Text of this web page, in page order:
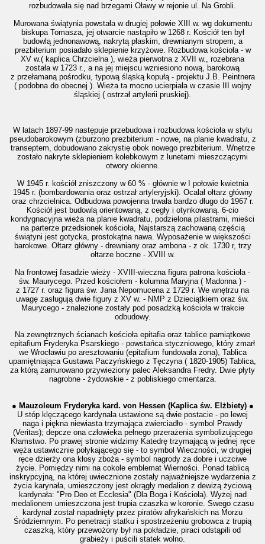
rozbudowała się nad brzegami Oławy w rejonie ul. Na Grobli.
Murowana świątynia powstała w drugiej połowie XIII w. wg dokumentu
biskupa Tomasza, jej otwarcie nastąpiło w 1268 r. Kościół ten był
budowlą jednonawową, nakrytą płaskim, drewnianym stropem, a
prezbiterium posiadało sklepienie krzyżowe. Rozbudowa kościoła - w
XV w.( kaplica Chrzcielna ), wieża pierwotna z XVII w., rozebrana
została w 1723 r., a na jej miejscu wzniesiono nową, barokową
z przełamaną pośrodku, typową śląską kopułą - projektu J.B. Peintnera
( podobna do obecnej ). Wieża ta mocno ucierpiała w czasie III wojny
śląskiej ( ostrzał artylerii pruskiej).
W latach 1897-99 następuje przebudowa i rozbudowa kościoła w stylu
pseudobarokowym (zburzono prezbiterium - nowe, na planie kwadratu, z
transeptem, dobudowano zakrystię obok nowego prezbiterium. Wnętrze
zostało nakryte sklepieniem kolebkowym z lunetami mieszczącymi
otwory okienne.
W 1945 r. kościół zniszczony w 60 % - głównie w I połowie kwietnia
1945 r. (bombardowania oraz ostrzał artyleryjski). Ocalał ołtarz główny
oraz chrzcielnica. Odbudowa powojenna trwała bardzo długo do 1967 r.
Kościół jest budowlą orientowaną, z cegły i otynkowaną. 6-cio
kondygnacyjna wieża na planie kwadratu, podzielona pilastrami, mieści
na parterze przedsionek kościoła, Najstarszą zachowaną częścią
świątyni jest gotycka, prostokątna nawa. Wyposażenie w większości
barokowe. Ołtarz główny - drewniany oraz ambona - z ok. 1730 r, trzy
ołtarze boczne - XVIII w.
Na frontowej fasadzie wieży - XVIII-wieczna figura patrona kościoła -
św. Maurycego. Przed kościołem - kolumna Maryjna ( Madonna ) -
z 1727 r. oraz figura św. Jana Nepomucena z 1729 r. We wnętrzu na
uwagę zasługują dwie figury z XV w. - NMP z Dzieciątkiem oraz św.
Maurycego - znalezione zostały pod posadzką kościoła w trakcie
odbudowy.
Na zewnętrznych ścianach kościoła epitafia oraz tablice pamiątkowe
epitafium Fryderyka Psarskiego - powstańca styczniowego, który zmarł
we Wrocławiu po aresztowaniu (epitafium fundowała żona), Tablica
upamiętniająca Gustawa Paczyńskiego z Tęczyna ( 1820-1905) Tablica,
za którą zamurowano przywieziony palec Aleksandra Fredry. Dwie płyty
nagrobne - żydowskie - z pobliskiego cmentarza.
● Mauzoleum Fryderyka kard. von Hessen (Kaplica św. Elżbiety) ●
U stóp klęczącego kardynała ustawione są dwie postacie - po lewej
naga i piękna niewiasta trzymająca zwierciadło - symbol Prawdy
(Veritas); depcze ona człowieka pełnego przerażenia symbolizującego
Kłamstwo. Po prawej stronie widzimy Katedrę trzymającą w jednej ręce
węża ustawicznie połykającego się - to symbol Wieczności, w drugiej
ręce dzierży ona kłosy zboża - symbol nagrody za dobre i uczciwe
życie. Pomiędzy nimi na cokole emblemat Wierności. Ponad tablicą
inskrypcyjną, na której uwiecznione zostały najważniejsze wydarzenia z
życia karynała, umieszczony jest okrągły medalion z dewizą życiową
kardynała: "Pro Deo et Ecclesia" (Dla Boga i Kościoła). Wyżej nad
medalionem umieszczona jest trupia czaszka w koronie. Swego czasu
kardynał został napadnięty przez piratów afrykańskich na Morzu
Śródziemnym. Po penetracji statku i spostrzeżeniu grobowca z trupią
czaszką, który przewożony był na pokładzie, piraci odstąpili od
grabieży i puścili statek wolno.